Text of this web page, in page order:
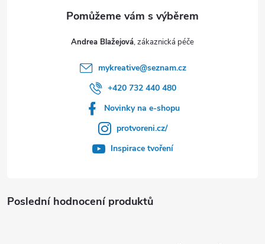
Poslední hodnocení produktů
Andrea Blažejová
mykreative@seznam.cz
+420 732 440 480
Novinky na e-shopu
protvoreni.cz/
Inspirace tvoření